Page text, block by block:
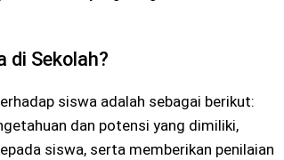
di Sekolah?
siswa adalah sebagai berikut:
dan potensi yang dimiliki,
siswa, serta memberikan penilaian